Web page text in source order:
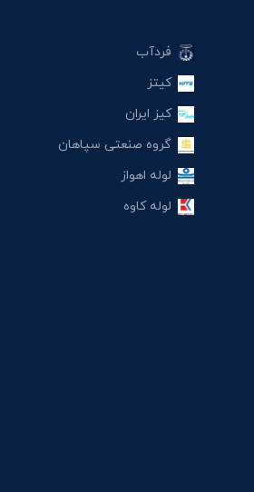
فردآب
کیتز
کیز ایران
گروه صنعتی سپاهان
لوله اهواز
لوله کاوه